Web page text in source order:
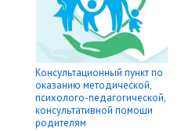
Консультационный пункт по
оказанию методической,
психолого-педагогической,
консультативной помощи
родителям